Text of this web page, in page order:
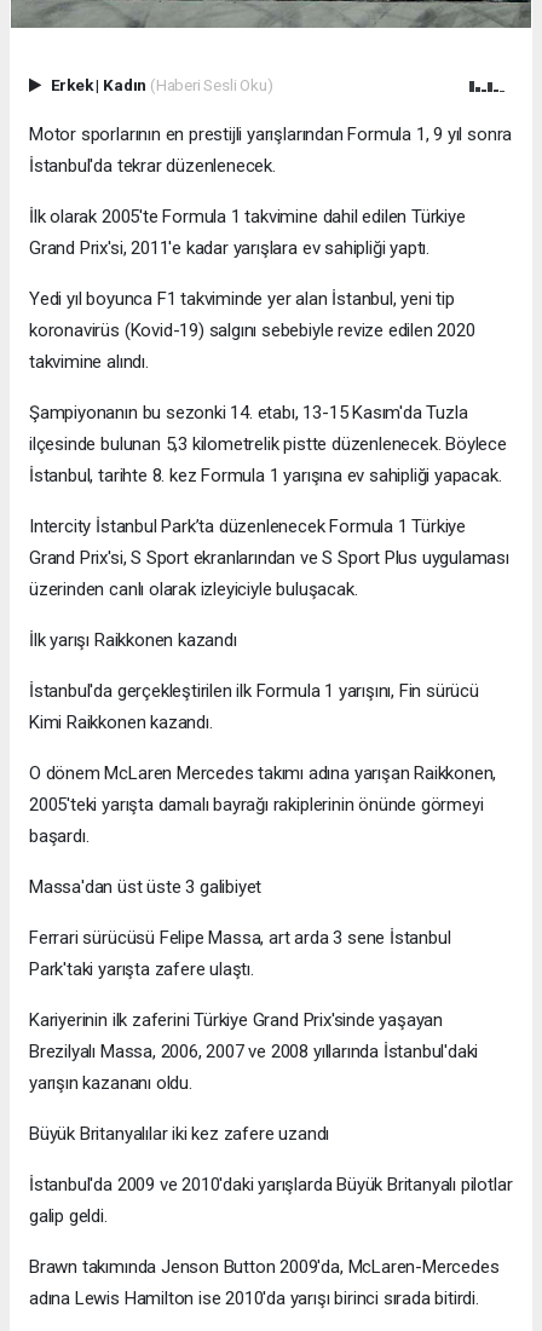
Erkek| Kadın (Haberi Sesli Oku)
Motor sporlarının en prestijli yarışlarından Formula 1, 9 yıl sonra
İstanbul'da tekrar düzenlenecek.
İlk olarak 2005'te Formula 1 takvimine dahil edilen Türkiye
Grand Prix'si, 2011'e kadar yarışlara ev sahipliği yaptı.
Yedi yıl boyunca F1 takviminde yer alan İstanbul, yeni tip
koronavirüs (Kovid-19) salgını sebebiyle revize edilen 2020
takvimine alındı.
Şampiyonanın bu sezonki 14. etabı, 13-15 Kasım'da Tuzla
ilçesinde bulunan 5,3 kilometrelik pistte düzenlenecek. Böylece
İstanbul, tarihte 8. kez Formula 1 yarışına ev sahipliği yapacak.
Intercity İstanbul Park’ta düzenlenecek Formula 1 Türkiye
Grand Prix'si, S Sport ekranlarından ve S Sport Plus uygulaması
üzerinden canlı olarak izleyiciyle buluşacak.
İlk yarışı Raikkonen kazandı
İstanbul'da gerçekleştirilen ilk Formula 1 yarışını, Fin sürücü
Kimi Raikkonen kazandı.
O dönem McLaren Mercedes takımı adına yarışan Raikkonen,
2005'teki yarışta damalı bayrağı rakiplerinin önünde görmeyi
başardı.
Massa'dan üst üste 3 galibiyet
Ferrari sürücüsü Felipe Massa, art arda 3 sene İstanbul
Park'taki yarışta zafere ulaştı.
Kariyerinin ilk zaferini Türkiye Grand Prix'sinde yaşayan
Brezilyalı Massa, 2006, 2007 ve 2008 yıllarında İstanbul'daki
yarışın kazananı oldu.
Büyük Britanyalılar iki kez zafere uzandı
İstanbul'da 2009 ve 2010'daki yarışlarda Büyük Britanyalı pilotlar
galip geldi.
Brawn takımında Jenson Button 2009'da, McLaren-Mercedes
adına Lewis Hamilton ise 2010'da yarışı birinci sırada bitirdi.